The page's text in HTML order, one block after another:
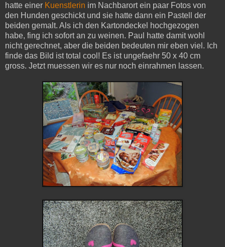
hatte einer Kuenstlerin im Nachbarort ein paar Fotos von
den Hunden geschickt und sie hatte dann ein Pastell der
beiden gemalt. Als ich den Kartondeckel hochgezogen
habe, fing ich sofort an zu weinen. Paul hatte damit wohl
nicht gerechnet, aber die beiden bedeuten mir eben viel. Ich
finde das Bild ist total cool! Es ist ungefaehr 50 x 40 cm
gross. Jetzt muessen wir es nur noch einrahmen lassen.